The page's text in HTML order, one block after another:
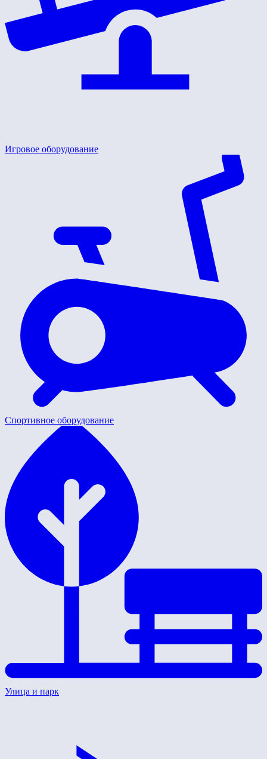
Игровое оборудование
Спортивное оборудование
Улица и парк